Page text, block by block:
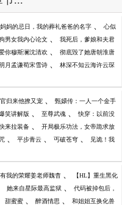
妈妈的忌日，我的葬礼爸爸的名字 、 心似
男女我内心论文 、 我死后，爹娘和夫君
你穆斯澜沈清欢 、 彻底毁了她唐朝淮唐
月孟谦荀宋雪诗 、 林深不知云海许云琛
归来他撩又宠 、 甄嬛传：一人一个金手
笑讲解版 、 至尊武魂 、 快穿：以前没
来拉装备 、 开局极乐功法，女帝跪求放
、 平步青云 、 丐破苍穹 、 见诡！我
我的荣耀姜老师魏杳 、 【HL】重生黑化
她来自星际最高监狱 、 代码被掉包后，
甜蜜蜜 、 醉酒情思 、 和姐姐互换化兽